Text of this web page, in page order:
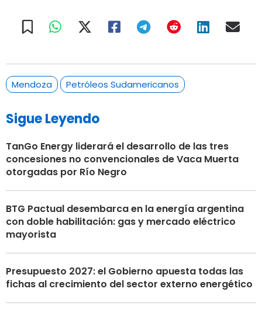
Mendoza Petróleos Sudamericanos
Sigue Leyendo
TanGo Energy liderará el desarrollo de las tres
concesiones no convencionales de Vaca Muerta
otorgadas por Río Negro
BTG Pactual desembarca en la energía argentina
con doble habilitación: gas y mercado eléctrico
mayorista
Presupuesto 2027: el Gobierno apuesta todas las
fichas al crecimiento del sector externo energético